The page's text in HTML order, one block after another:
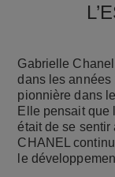
Gabrielle
dans les années
pionnière dans
Elle pensait que
était de se sentir
CHANEL
le